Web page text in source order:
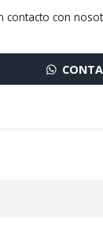
contacto con